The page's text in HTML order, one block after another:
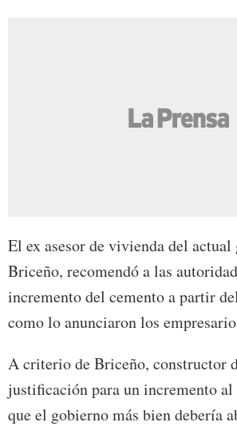
El ex asesor de vivienda del
Briceño, recomendó a las
incremento del cemento a partir
como lo anunciaron los
A criterio de Briceño, constructor
justificación para un incremento
que el gobierno más bien debería